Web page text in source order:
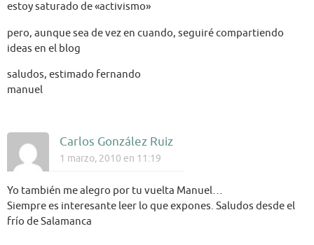
estoy saturado de «activismo»
pero, aunque sea de vez en cuando, seguiré compartiendo
ideas en el blog
saludos, estimado fernando
manuel
Carlos González Ruiz
1 marzo, 2010 en 11:19
Yo también me alegro por tu vuelta Manuel…
Siempre es interesante leer lo que expones. Saludos desde el
frío de Salamanca